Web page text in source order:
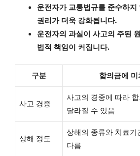
운전자가 교통법규를 준수하지
권리가 더욱 강화됩니다.
운전자의 과실이 사고의 주된
법적 책임이 커집니다.
구분 합의금에
사고 경중
사고의 경중에 따라
달라질 수 있음
상해 정도
상해의 종류와 치료기
다름